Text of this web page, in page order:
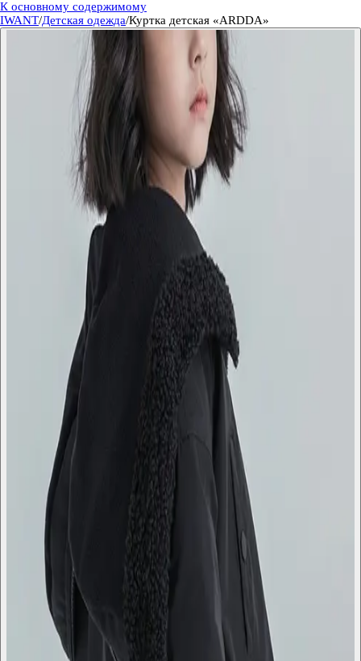
К основному содержимому
IWANT/Детская одежда/Куртка детская «ARDDA»